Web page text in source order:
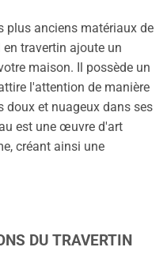
plus anciens matériaux de
travertin ajoute un
maison. Il possède un
l'attention de manière
doux et nuageux dans ses
est une œuvre d'art
créant ainsi une
DU TRAVERTIN